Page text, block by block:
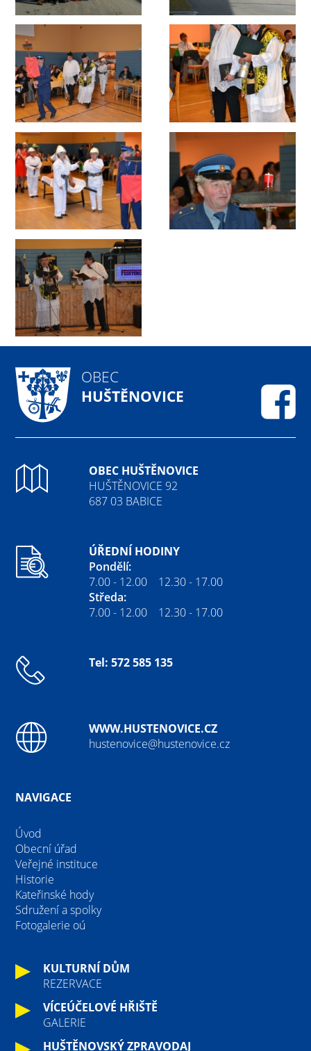
OBEC
HUŠTĚNOVICE
OBEC HUŠTĚNOVICE
HUŠTĚNOVICE 92
687 03 BABICE
ÚŘEDNÍ HODINY
Pondělí:
7.00 - 12.00 12.30 - 17.00
Středa:
7.00 - 12.00 12.30 - 17.00
Tel: 572 585 135
WWW.HUSTENOVICE.CZ
hustenovice@hustenovice.cz
NAVIGACE
Úvod
Obecní úřad
Veřejné instituce
Historie
Kateřinské hody
Sdružení a spolky
Fotogalerie oú
KULTURNÍ DŮM
REZERVACE
VÍCEÚČELOVÉ HŘIŠTĚ
GALERIE
HUŠTĚNOVSKÝ ZPRAVODAJ